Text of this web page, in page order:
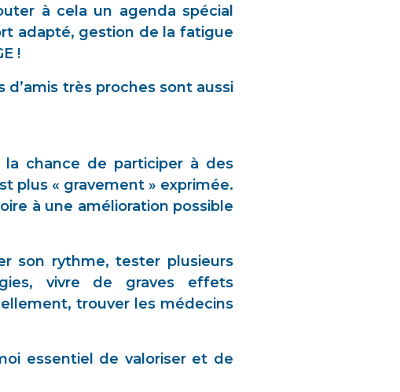
à cela un agenda spécial
adapté, gestion de la fatigue
!
très proches sont aussi
la chance de participer à des
plus « gravement » exprimée.
à une amélioration possible
son rythme, tester plusieurs
vivre de graves effets
trouver les médecins
essentiel de valoriser et de